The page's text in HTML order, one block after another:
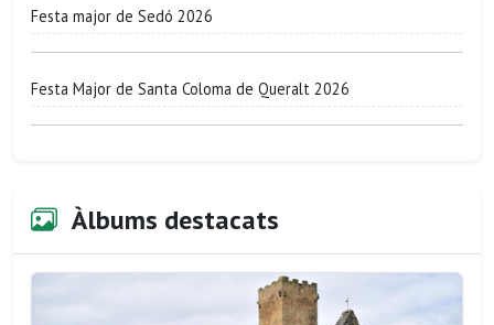
Festa major de Sedó 2026
Festa Major de Santa Coloma de Queralt 2026
Àlbums destacats